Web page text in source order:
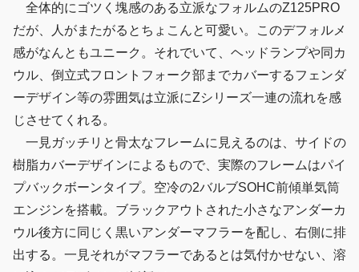
全体的にゴツく塊感のある立派なフォルムのZ125PRO
だが、人がまたがるとちょこんと可愛い。このデフォルメ
感がなんともユニーク。それでいて、ヘッドランプや同カ
ウル、倒立式フロントフォーク部までカバーするフェンダ
ーデザイン等の雰囲気は立派にZシリーズ一連の流れを感
じさせてくれる。
一見ガッチリと骨太なフレームに見えるのは、サイドの
樹脂カバーデザインによるもので、実際のフレームはパイ
プバックボーンタイプ。空冷の2バルブSOHC前傾単気筒
エンジンを搭載。ブラックアウトされた小さなアンダーカ
ウル後方に同じく黒いアンダーマフラーを配し、右側に排
出する。一見それがマフラーであるとは気付かせない、溶